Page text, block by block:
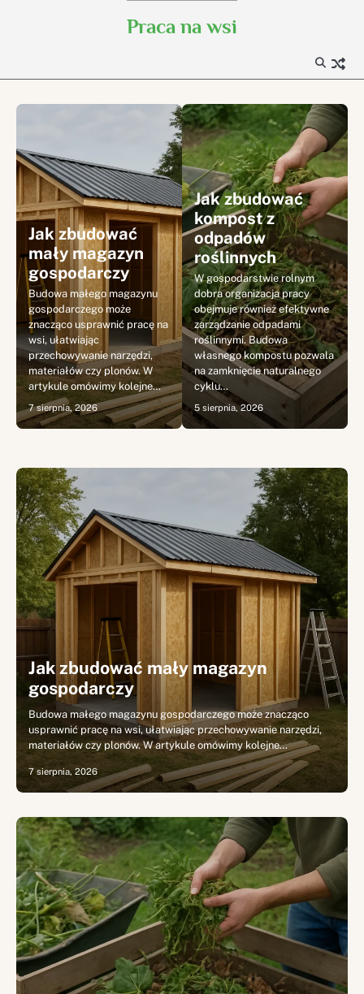
Praca na wsi
Jak zbudować
mały magazyn
gospodarczy
Budowa małego magazynu
gospodarczego może
znacząco usprawnić pracę na
wsi, ułatwiając
przechowywanie narzędzi,
materiałów czy plonów. W
artykule omówimy kolejne…
7 sierpnia, 2026
Jak zbudować
kompost z
odpadów
roślinnych
W gospodarstwie rolnym
dobra organizacja pracy
obejmuje również efektywne
zarządzanie odpadami
roślinnymi. Budowa
własnego kompostu pozwala
na zamknięcie naturalnego
cyklu…
5 sierpnia, 2026
Jak zbudować mały magazyn
gospodarczy
Budowa małego magazynu gospodarczego może znacząco
usprawnić pracę na wsi, ułatwiając przechowywanie narzędzi,
materiałów czy plonów. W artykule omówimy kolejne…
7 sierpnia, 2026